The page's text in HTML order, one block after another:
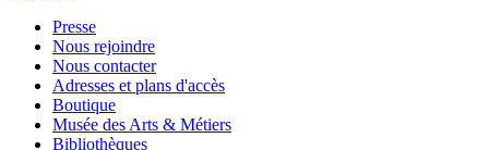
Presse
Nous rejoindre
Nous contacter
Adresses et plans d'accès
Boutique
Musée des Arts & Métiers
Bibliothèques